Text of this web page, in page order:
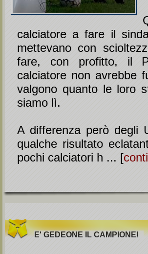
calciatore a fare il
mettevano con
fare, con profitto, il
calciatore non avrebbe
valgono quanto le loro
siamo lì.
A differenza però degli
qualche risultato
pochi calciatori h ... [
E' GEDEONE IL CAMPIONE!